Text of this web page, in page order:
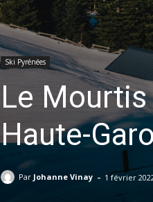
Ski Pyrénées
Le
Haute-
Par Johanne Vinay - 1 février